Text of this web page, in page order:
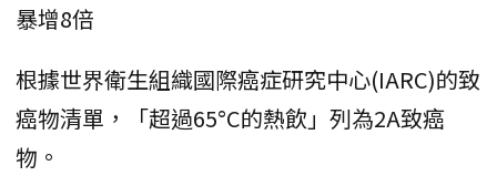
‌暴增8倍‌
根據世界衛生組織國際癌症研究中心(IARC)的致
癌物清單，「超過65°C的熱飲」列為2A致癌
物。